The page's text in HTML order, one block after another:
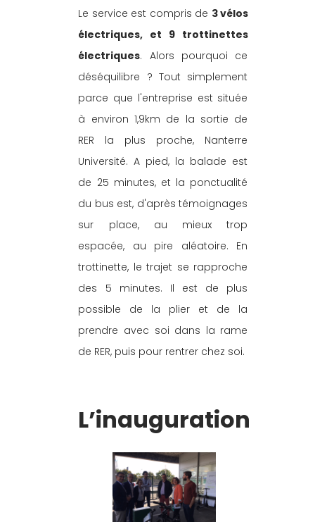
Le service est compris de 3 vélos
électriques, et 9 trottinettes
électriques. Alors pourquoi ce
déséquilibre ? Tout simplement
parce que l'entreprise est située
à environ 1,9km de la sortie de
RER la plus proche, Nanterre
Université. A pied, la balade est
de 25 minutes, et la ponctualité
du bus est, d'après témoignages
sur place, au mieux trop
espacée, au pire aléatoire. En
trottinette, le trajet se rapproche
des 5 minutes. Il est de plus
possible de la plier et de la
prendre avec soi dans la rame
de RER, puis pour rentrer chez soi.
L’inauguration